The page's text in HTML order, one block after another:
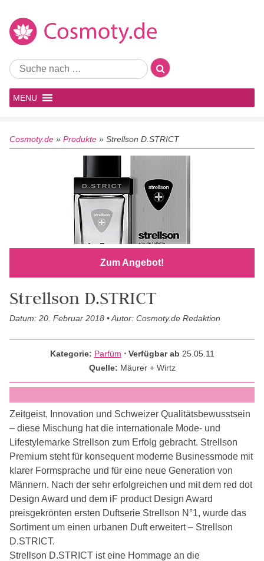
MENU
Cosmoty.de » Produkte » Strellson D.STRICT
Zum Angebot!
Strellson D.STRICT
Datum: 20. Februar 2018 • Autor: Cosmoty.de Redaktion
Kategorie: Parfüm ⋅ Verfügbar ab 25.05.11
Quelle: Mäurer + Wirtz
Zeitgeist, Innovation und Schweizer Qualitätsbewusstsein
– diese Mischung hat die internationale Mode- und
Lifestylemarke Strellson zum Erfolg gebracht. Strellson
Premium steht für konsequent moderne Businessmode mit
klarer Formsprache und für eine neue Generation von
Männern. Nach der sehr erfolgreichen und mit dem red dot
Design Award und dem iF product Design Award
preisgekrönten ersten Duftserie Strellson N°1, wurde das
Sortiment um einen urbanen Duft erweitert – Strellson
D.STRICT.
Strellson D.STRICT ist eine Hommage an die